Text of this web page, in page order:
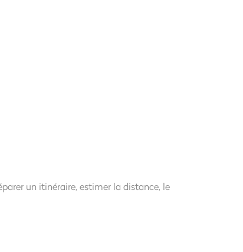
un itinéraire, estimer la distance, le